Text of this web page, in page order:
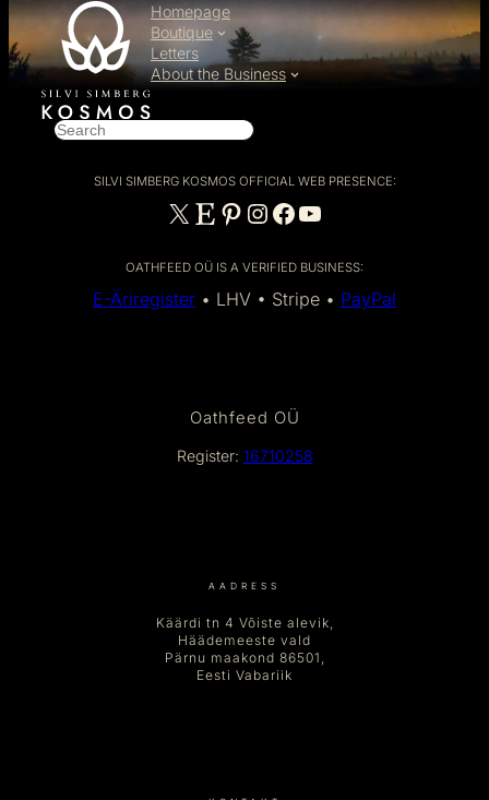
Homepage
Boutique
Letters
About the Business
SILVI SIMBERG KOSMOS OFFICIAL WEB PRESENCE:
X Etsy Pinterest Instagram Facebook YouTube
OATHFEED OÜ IS A VERIFIED BUSINESS:
E-Äriregister • LHV • Stripe • PayPal
Oathfeed OÜ
Register: 16710258
AADRESS
Käärdi tn 4 Võiste alevik,
Häädemeeste vald
Pärnu maakond 86501,
Eesti Vabariik